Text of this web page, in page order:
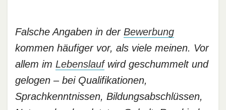
Falsche Angaben in der Bewerbung
kommen häufiger vor, als viele meinen. Vor
allem im Lebenslaufwird geschummelt und
gelogen – bei Qualifikationen,
Sprachkenntnissen, Bildungsabschlüssen,